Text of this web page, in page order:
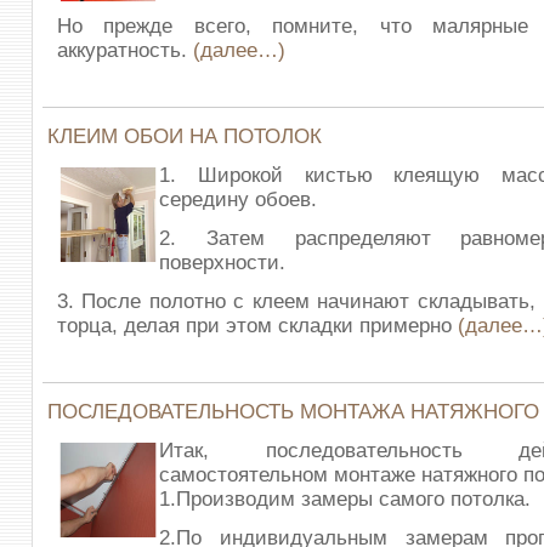
Но прежде всего, помните, что малярные
аккуратность. (далее…)
КЛЕИМ ОБОИ НА ПОТОЛОК
1. Широкой кистью клеящую
середину обоев.
2. Затем распределяют
поверхности.
3. После полотно с клеем начинают складывать,
торца, делая при этом складки примерно
ПОСЛЕДОВАТЕЛЬНОСТЬ МОНТАЖА НАТЯЖНОГО
Итак, последовательность
самостоятельном монтаже натяжного
1.Производим замеры самого потолка.
2.По индивидуальным замерам